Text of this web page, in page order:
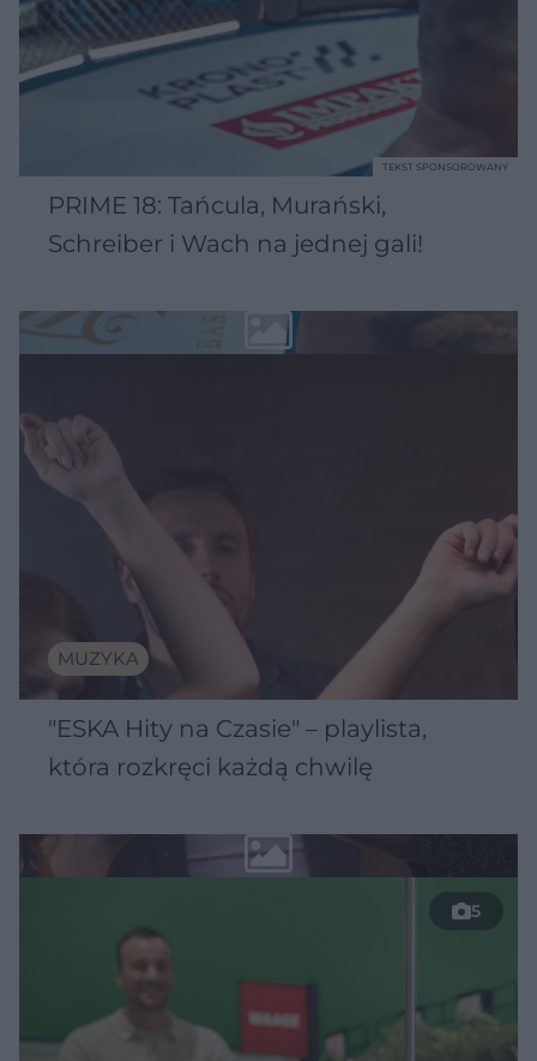
PRIME 18: Tańcula, Murański,
Schreiber i Wach na jednej gali!
TEKST SPONSOROWANY
MUZYKA
"ESKA Hity na Czasie" – playlista,
która rozkręci każdą chwilę
5